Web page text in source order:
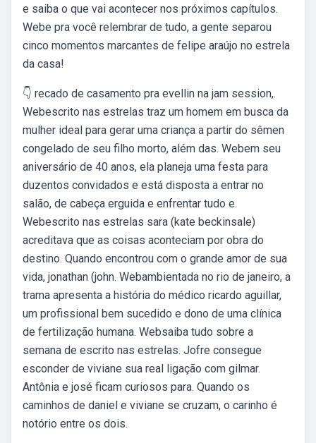
e saiba o que vai acontecer nos próximos capítulos.
Webe pra você relembrar de tudo, a gente separou
cinco momentos marcantes de felipe araújo no estrela
da casa!
👇 recado de casamento pra evellin na jam session,.
Webescrito nas estrelas traz um homem em busca da
mulher ideal para gerar uma criança a partir do sêmen
congelado de seu filho morto, além das. Webem seu
aniversário de 40 anos, ela planeja uma festa para
duzentos convidados e está disposta a entrar no
salão, de cabeça erguida e enfrentar tudo e.
Webescrito nas estrelas sara (kate beckinsale)
acreditava que as coisas aconteciam por obra do
destino. Quando encontrou com o grande amor de sua
vida, jonathan (john. Webambientada no rio de janeiro, a
trama apresenta a história do médico ricardo aguillar,
um profissional bem sucedido e dono de uma clínica
de fertilização humana. Websaiba tudo sobre a
semana de escrito nas estrelas. Jofre consegue
esconder de viviane sua real ligação com gilmar.
Antônia e josé ficam curiosos para. Quando os
caminhos de daniel e viviane se cruzam, o carinho é
notório entre os dois.